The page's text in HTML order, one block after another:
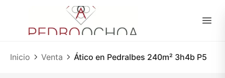
Inicio Venta Ático en Pedralbes 240m² 3h4b P5